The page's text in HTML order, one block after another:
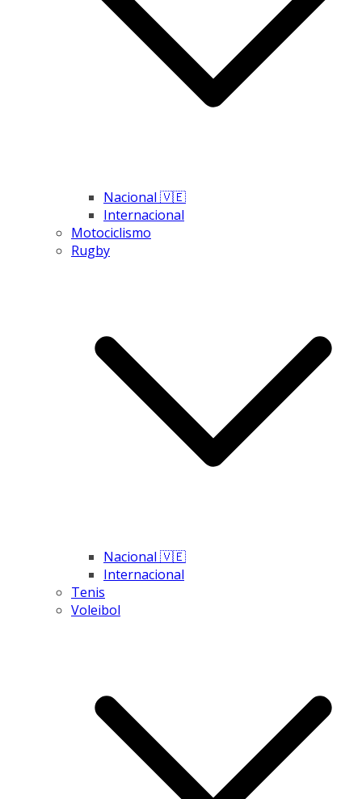
Nacional 🇻🇪
Internacional
Motociclismo
Rugby
Nacional 🇻🇪
Internacional
Tenis
Voleibol